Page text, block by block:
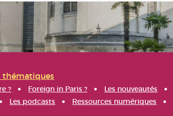
thématiques
? Foreign in Paris ? Les nouveautés
Les podcasts Ressources numériques